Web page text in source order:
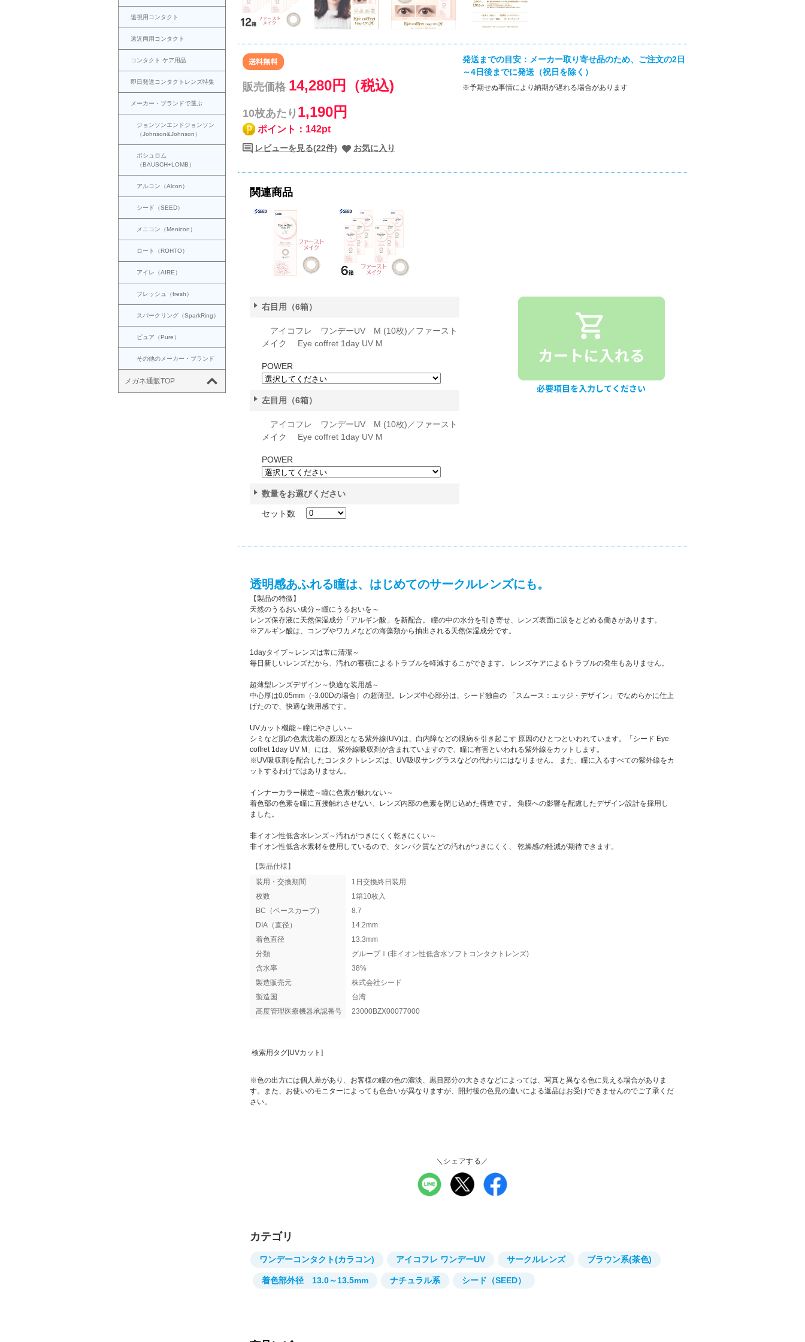
遠視用コンタクト
遠近両用コンタクト
コンタクト ケア用品
即日発送コンタクトレンズ特集
メーカー・ブランドで選ぶ
ジョンソンエンドジョンソン
（Johnson&Johnson）
ボシュロム
（BAUSCH+LOMB）
アルコン（Alcon）
シード（SEED）
メニコン（Menicon）
ロート（ROHTO）
アイレ（AIRE）
フレッシュ（fresh）
スパークリング（SparkRing）
ピュア（Pure）
その他のメーカー・ブランド
メガネ通販TOP
販売価格 14,280円（税込)
10枚あたり 1,190円
ポイント：142pt
レビューを見る(22件) お気に入り
発送までの目安：メーカー取り寄せ品のため、ご注文の2日
～4日後までに発送（祝日を除く）
※予期せぬ事情により納期が遅れる場合があります
関連商品
右目用（6箱）
アイコフレ ワンデーUV M (10枚)／ファースト
メイク Eye coffret 1day UV M
POWER
左目用（6箱）
アイコフレ ワンデーUV M (10枚)／ファースト
メイク Eye coffret 1day UV M
POWER
数量をお選びください
セット数
透明感あふれる瞳は、はじめてのサークルレンズにも。
【製品の特徴】
天然のうるおい成分～瞳にうるおいを～
レンズ保存液に天然保湿成分「アルギン酸」を新配合。 瞳の中の水分を引き寄せ、レンズ表面に涙をとどめる働きがあります。
※アルギン酸は、コンブやワカメなどの海藻類から抽出される天然保湿成分です。
1dayタイプ～レンズは常に清潔～
毎日新しいレンズだから、汚れの蓄積によるトラブルを軽減するこができます。 レンズケアによるトラブルの発生もありません。
超薄型レンズデザイン～快適な装用感～
中心厚は0.05mm（-3.00Dの場合）の超薄型。レンズ中心部分は、シード独自の 「スムース：エッジ・デザイン」でなめらかに仕上
げたので、快適な装用感です。
UVカット機能～瞳にやさしい～
シミなど肌の色素沈着の原因となる紫外線(UV)は、白内障などの眼病を引き起こす 原因のひとつといわれています。「シード Eye
coffret 1day UV M」には、 紫外線吸収剤が含まれていますので、瞳に有害といわれる紫外線をカットします。
※UV吸収剤を配合したコンタクトレンズは、UV吸収サングラスなどの代わりにはなりません。 また、瞳に入るすべての紫外線をカ
ットするわけではありません。
インナーカラー構造～瞳に色素が触れない～
着色部の色素を瞳に直接触れさせない、レンズ内部の色素を閉じ込めた構造です。 角膜への影響を配慮したデザイン設計を採用し
ました。
非イオン性低含水レンズ～汚れがつきにくく乾きにくい～
非イオン性低含水素材を使用しているので、タンパク質などの汚れがつきにくく、 乾燥感の軽減が期待できます。
【製品仕様】
装用・交換期間
1日交換終日装用
枚数
1箱10枚入
BC（ベースカーブ）
8.7
DIA（直径）
14.2mm
着色直径
13.3mm
分類
グループⅠ(非イオン性低含水ソフトコンタクトレンズ)
含水率
38%
製造販売元
株式会社シード
製造国
台湾
高度管理医療機器承認番号
23000BZX00077000
検索用タグ[UVカット]
※色の出方には個人差があり、お客様の瞳の色の濃淡、黒目部分の大きさなどによっては、写真と異なる色に見える場合がありま
す。また、お使いのモニターによっても色合いが異なりますが、開封後の色見の違いによる返品はお受けできませんのでご了承くだ
さい。
＼シェアする／
カテゴリ
ワンデーコンタクト(カラコン) アイコフレ ワンデーUV サークルレンズ ブラウン系(茶色)
着色部外径 13.0～13.5mm ナチュラル系 シード（SEED）